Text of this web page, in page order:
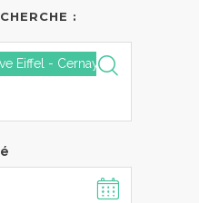
:
Eiffel - Cernay